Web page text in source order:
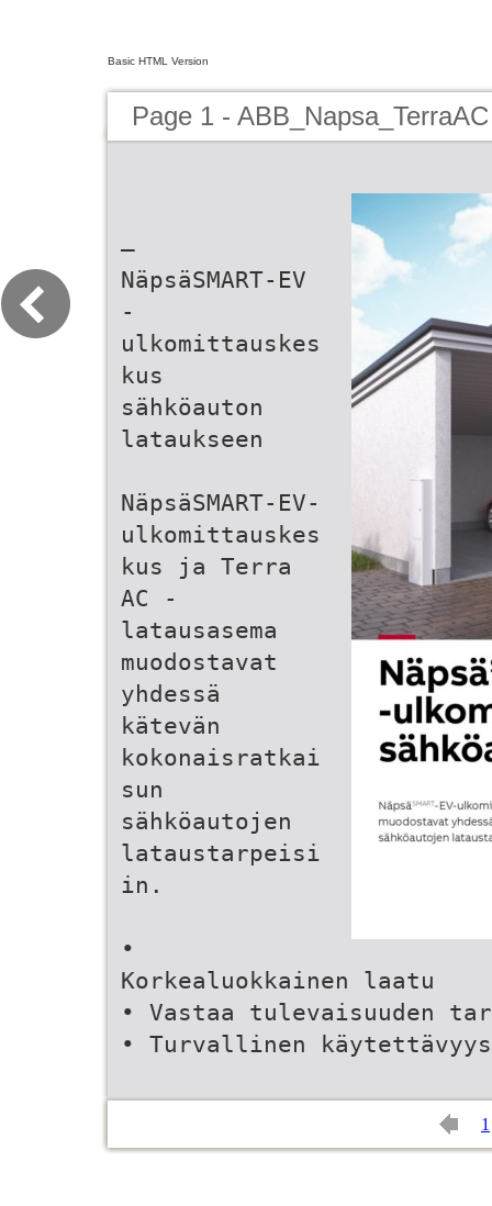
Basic HTML Version
Page 1 - ABB_Napsa_TerraAC
—
NäpsäSMART-EV
-
ulkomittauskes
kus
sähköauton
lataukseen
NäpsäSMART-EV-
ulkomittauskes
kus ja Terra
AC -
latausasema
muodostavat
yhdessä
kätevän
kokonaisratkai
sun
sähköautojen
lataustarpeisi
in.
•
Korkealuokkainen laatu
• Vastaa tulevaisuuden
• Turvallinen käytettävyys
1